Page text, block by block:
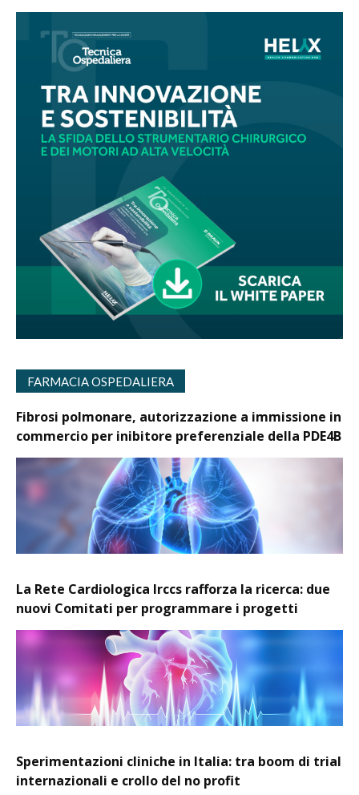
FARMACIA OSPEDALIERA
Fibrosi polmonare, autorizzazione a immissione in
commercio per inibitore preferenziale della PDE4B
La Rete Cardiologica Irccs rafforza la ricerca: due
nuovi Comitati per programmare i progetti
Sperimentazioni cliniche in Italia: tra boom di trial
internazionali e crollo del no profit